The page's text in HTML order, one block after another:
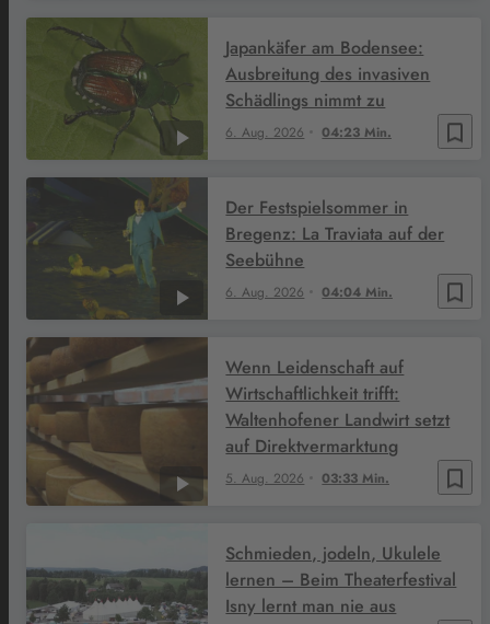
bookmark_border
6. Aug. 2026 04:23 Min.
Japankäfer am Bodensee:
Ausbreitung des invasiven
Schädlings nimmt zu
bookmark_border
6. Aug. 2026 04:04 Min.
Der Festspielsommer in
Bregenz: La Traviata auf der
Seebühne
bookmark_border
5. Aug. 2026 03:33 Min.
Wenn Leidenschaft auf
Wirtschaftlichkeit trifft:
Waltenhofener Landwirt setzt
auf Direktvermarktung
Schmieden, jodeln, Ukulele
lernen – Beim Theaterfestival
Isny lernt man nie aus